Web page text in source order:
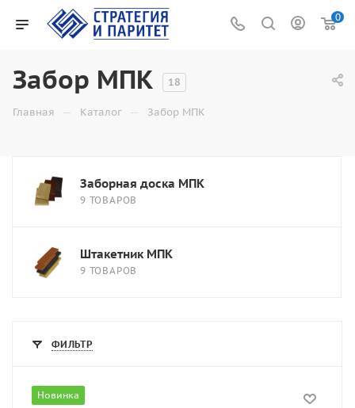
0
Забор МПК 18
Главная — Каталог — Забор МПК
Заборная доска МПК
9 ТОВАРОВ
Штакетник МПК
9 ТОВАРОВ
ФИЛЬТР
Новинка